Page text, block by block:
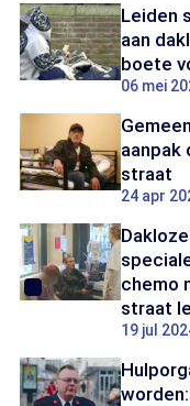
Leiden
aan
boete
06 mei
aanpak
straat
24 apr
chemo
straat
19 jul